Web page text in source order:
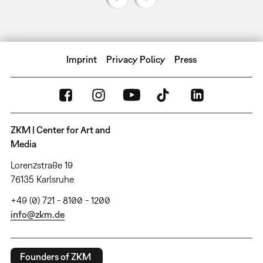
Imprint Privacy Policy Press
ZKM | Center for Art and
Media
Lorenzstraße 19
76135 Karlsruhe
+49 (0) 721 - 8100 - 1200
info@zkm.de
Founders of ZKM